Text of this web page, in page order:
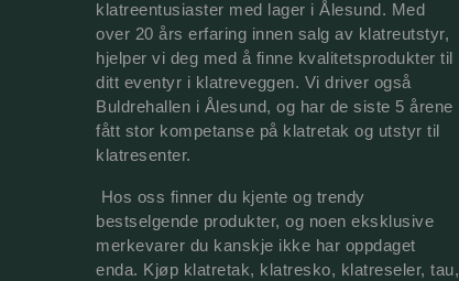
klatreentusiaster med lager i Ålesund. Med
over 20 års erfaring innen salg av klatreutstyr,
hjelper vi deg med å finne kvalitetsprodukter til
ditt eventyr i klatreveggen. Vi driver også
Buldrehallen i Ålesund, og har de siste 5 årene
fått stor kompetanse på klatretak og utstyr til
klatresenter.
Hos oss finner du kjente og trendy
bestselgende produkter, og noen eksklusive
merkevarer du kanskje ikke har oppdaget
enda. Kjøp klatretak, klatresko, klatreseler, tau,